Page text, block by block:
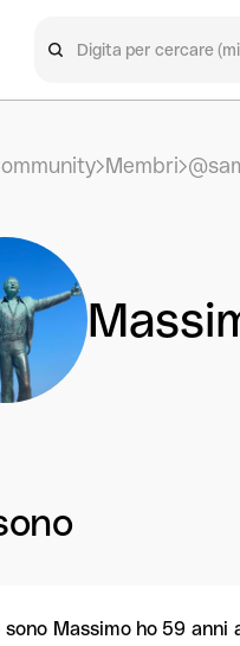
Membri
sono Massimo ho 59 anni